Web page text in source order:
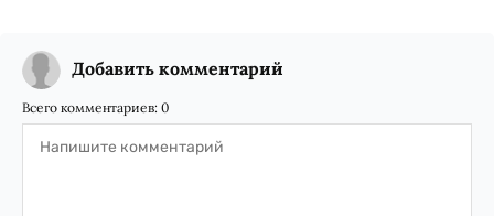
Добавить комментарий
Всего комментариев: 0